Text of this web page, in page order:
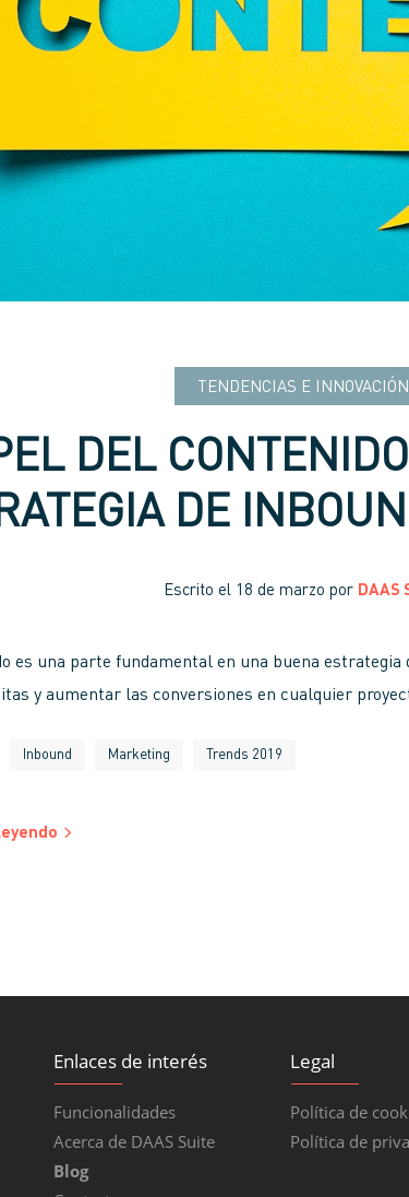
TENDENCIAS E INNOVACIÓN
DEL
DE
Escrito el 18 de marzo por DAAS
es una parte fundamental en una buena
y aumentar las conversiones en cualquier
Inbound Marketing Trends 2019
Enlaces de interés
Funcionalidades
Acerca de DAAS Suite
Blog
Legal
Política de
Política de